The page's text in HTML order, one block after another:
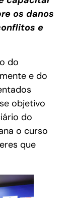
os danos
e
do
e do
objetivo
do
o curso
que